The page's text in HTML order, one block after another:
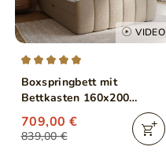
VIDEO
Boxspringbett mit
Bettkasten 160x200
Bouclé-Stoff Cloud Braun
839,00 €
709,00 €